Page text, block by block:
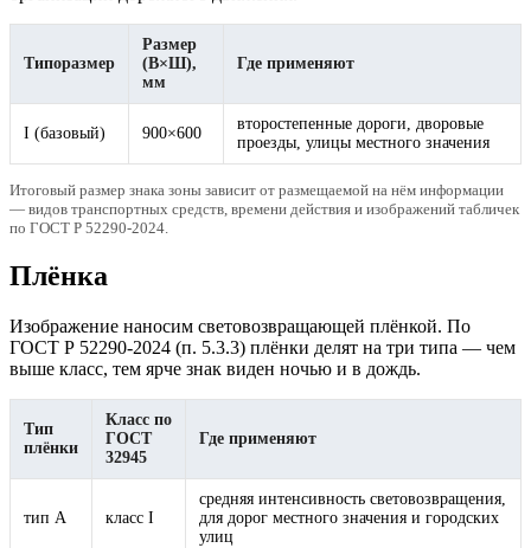
Типоразмер
Размер
(В×Ш),
мм
Где применяют
I (базовый) 900×600
второстепенные дороги, дворовые
проезды, улицы местного значения
Итоговый размер знака зоны зависит от размещаемой на нём информации
— видов транспортных средств, времени действия и изображений табличек
по ГОСТ Р 52290-2024.
Плёнка
Изображение наносим световозвращающей плёнкой. По
ГОСТ Р 52290-2024 (п. 5.3.3) плёнки делят на три типа — чем
выше класс, тем ярче знак виден ночью и в дождь.
Тип
плёнки
Класс по
ГОСТ
32945
Где применяют
тип А класс I
средняя интенсивность световозвращения,
для дорог местного значения и городских
улиц